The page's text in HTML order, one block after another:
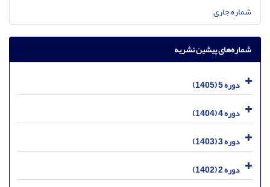
شماره جاری
شماره‌های پیشین نشریه
دوره 5 (1405)
دوره 4 (1404)
دوره 3 (1403)
دوره 2 (1402)